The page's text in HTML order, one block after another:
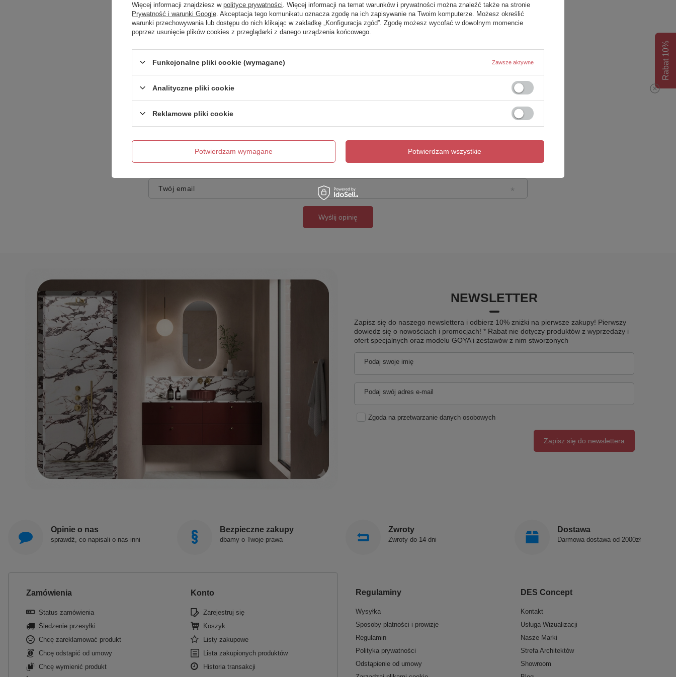
Twoja ocena:
5/5
Treść twojej opinii
Dodaj własne zdjęcie produktu:
Twoje imię
Twój email
Wyślij opinię
NEWSLETTER
Zapisz się do naszego newslettera i odbierz 10% zniżki na pierwsze zakupy! Pierwszy
dowiedz się o nowościach i promocjach! * Rabat nie dotyczy produktów z wyprzedaży i
ofert specjalnych oraz modelu GOYA i zestawów z nim stworzonych
Podaj swoje imię
Podaj swój adres e-mail
Zgoda na przetwarzanie danych osobowych
Zapisz się do newslettera
Opinie o nas
sprawdź, co napisali o nas inni
Bezpieczne zakupy
dbamy o Twoje prawa
Zwroty
Zwroty do 14 dni
Dostawa
Darmowa dostawa od 2000zł
Zamówienia
Status zamówienia
Śledzenie przesyłki
Chcę zareklamować produkt
Chcę odstąpić od umowy
Chcę wymienić produkt
Konto
Zarejestruj się
Koszyk
Listy zakupowe
Lista zakupionych produktów
Historia transakcji
Regulaminy
Wysyłka
Sposoby płatności i prowizje
Regulamin
Polityka prywatności
Odstąpienie od umowy
DES Concept
Kontakt
Usługa Wizualizacji
Nasze Marki
Strefa Architektów
Showroom
Rabat 10%
Więcej informacji znajdziesz w polityce prywatności . Więcej informacji na temat warunków i prywatności można znaleźć także na stronie
Prywatność i warunki Google . Akceptacja tego komunikatu oznacza zgodę na ich zapisywanie na Twoim komputerze. Możesz określić
warunki przechowywania lub dostępu do nich klikając w zakładkę „Konfiguracja zgód”. Zgodę możesz wycofać w dowolnym momencie
poprzez usunięcie plików cookies z przeglądarki z danego urządzenia końcowego.
Funkcjonalne pliki cookie (wymagane) Zawsze aktywne
Analityczne pliki cookie
Reklamowe pliki cookie
Potwierdzam wymagane Potwierdzam wszystkie